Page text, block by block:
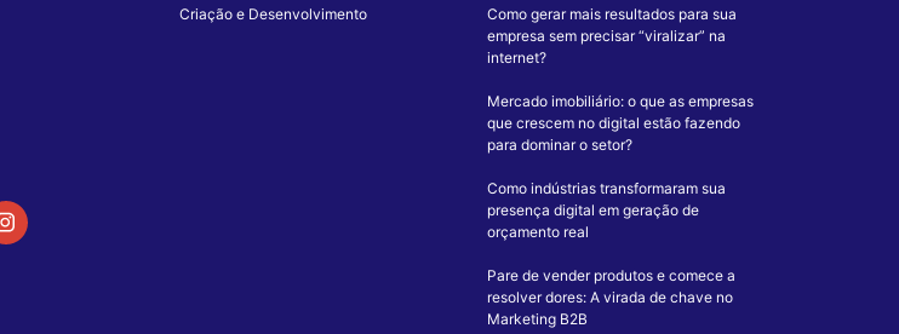
Criação e Desenvolvimento
Como gerar mais resultados para sua
empresa sem precisar “viralizar” na
internet?
Mercado imobiliário: o que as empresas
que crescem no digital estão fazendo
para dominar o setor?
Como indústrias transformaram sua
presença digital em geração de
orçamento real
Pare de vender produtos e comece a
resolver dores: A virada de chave no
Marketing B2B